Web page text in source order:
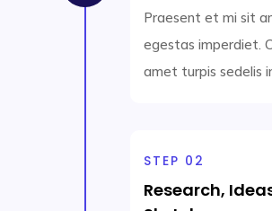
Praesent et mi sit
egestas imperdiet.
amet turpis sedelis
STEP 02
Research,